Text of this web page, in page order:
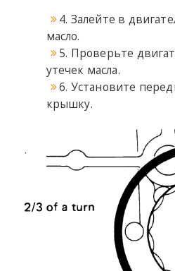
4. Залейте в
масло.
5. Проверьте
утечек масла.
6. Установите
крышку.